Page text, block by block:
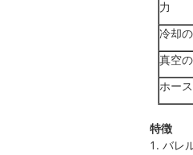
力
冷却
真空の
ホー
特徴
1. バレ